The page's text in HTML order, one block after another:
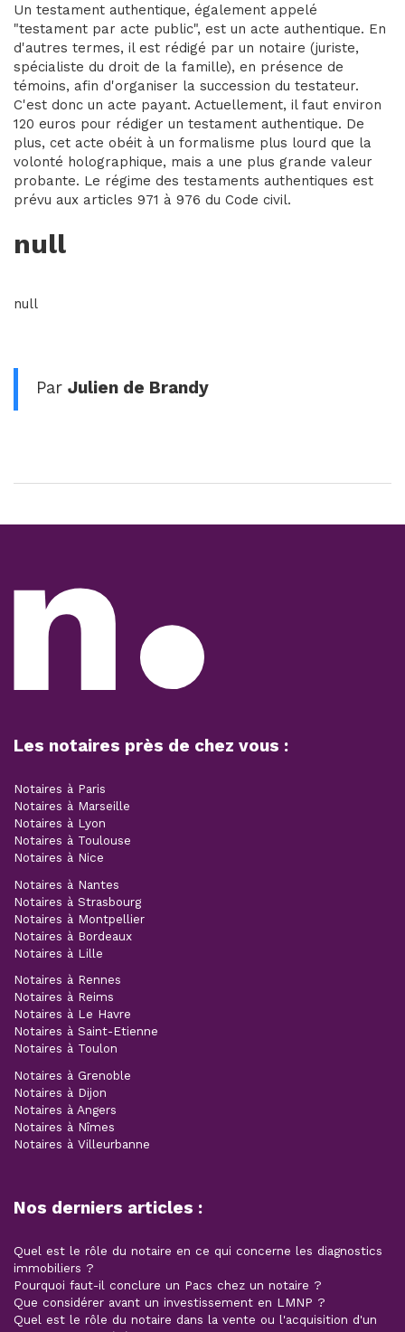
Un testament authentique, également appelé
"testament par acte public", est un acte authentique. En
d'autres termes, il est rédigé par un notaire (juriste,
spécialiste du droit de la famille), en présence de
témoins, afin d'organiser la succession du testateur.
C'est donc un acte payant. Actuellement, il faut environ
120 euros pour rédiger un testament authentique. De
plus, cet acte obéit à un formalisme plus lourd que la
volonté holographique, mais a une plus grande valeur
probante. Le régime des testaments authentiques est
prévu aux articles 971 à 976 du Code civil.
null
null
Par Julien de Brandy
Les notaires près de chez vous :
Notaires à Paris
Notaires à Marseille
Notaires à Lyon
Notaires à Toulouse
Notaires à Nice
Notaires à Nantes
Notaires à Strasbourg
Notaires à Montpellier
Notaires à Bordeaux
Notaires à Lille
Notaires à Rennes
Notaires à Reims
Notaires à Le Havre
Notaires à Saint-Etienne
Notaires à Toulon
Notaires à Grenoble
Notaires à Dijon
Notaires à Angers
Notaires à Nîmes
Notaires à Villeurbanne
Nos derniers articles :
Quel est le rôle du notaire en ce qui concerne les diagnostics
immobiliers ?
Pourquoi faut-il conclure un Pacs chez un notaire ?
Que considérer avant un investissement en LMNP ?
Quel est le rôle du notaire dans la vente ou l'acquisition d'un